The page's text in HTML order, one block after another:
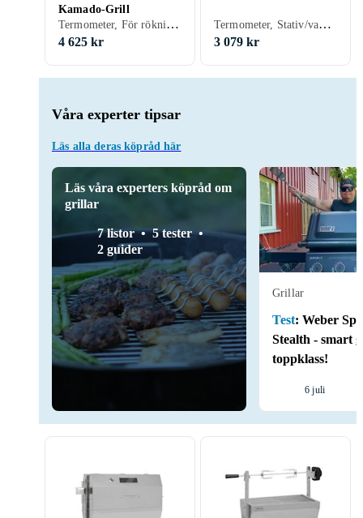
Våra experter tipsar
Läs alla deras köpråd här
Läs våra experters köpråd om
grillar
7 listor
5 tester
2 guider
Grillar
Test: Weber
Stealth - smart
toppklass!
6 juli
Kamado-Grill
Termometer, För rökning, Kamado grill, Kolgrill
4 625 kr
Termometer, Stativ/vagn (medföljande/inbyggd), För rökning, Grilltunna, Kolgrill
3 079 kr